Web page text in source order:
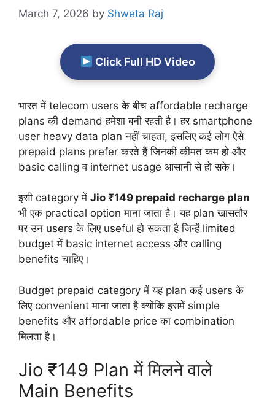
March 7, 2026 by Shweta Raj
Click Full HD Video
भारत में telecom users के बीच affordable recharge
plans की demand हमेशा बनी रहती है। हर smartphone
user heavy data plan नहीं चाहता, इसलिए कई लोग ऐसे
prepaid plans prefer करते हैं जिनकी कीमत कम हो और
basic calling व internet usage आसानी से हो सके।
इसी category में Jio ₹149 prepaid recharge plan
भी एक practical option माना जाता है। यह plan खासतौर
पर उन users के लिए useful हो सकता है जिन्हें limited
budget में basic internet access और calling
benefits चाहिए।
Budget prepaid category में यह plan कई users के
लिए convenient माना जाता है क्योंकि इसमें simple
benefits और affordable price का combination
मिलता है।
Jio ₹149 Plan में मिलने वाले
Main Benefits